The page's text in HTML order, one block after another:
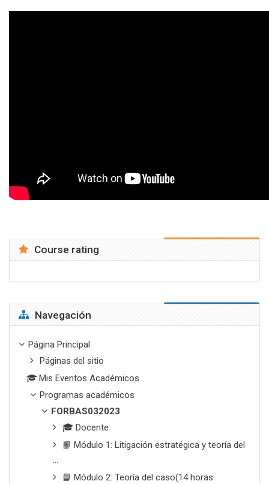
Course rating
Salta Navegación
Navegación
Página Principal
Páginas del sitio
Mis Eventos Académicos
Programas académicos
FORBAS032023
🎓 Docente
📙 Módulo 1: Litigación estratégica y teoría del
...
📘 Módulo 2: Teoría del caso(14 horas